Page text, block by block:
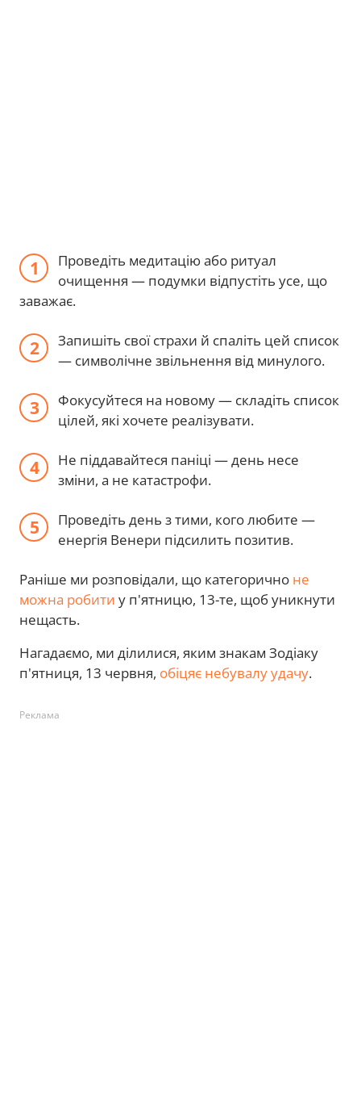
Проведіть медитацію або ритуал
очищення — подумки відпустіть усе, що
заважає.
Запишіть свої страхи й спаліть цей список
— символічне звільнення від минулого.
Фокусуйтеся на новому — складіть список
цілей, які хочете реалізувати.
Не піддавайтеся паніці — день несе
зміни, а не катастрофи.
Проведіть день з тими, кого любите —
енергія Венери підсилить позитив.
Раніше ми розповідали, що категорично не
можна робити у п'ятницю, 13-те, щоб уникнути
нещасть.
Нагадаємо, ми ділилися, яким знакам Зодіаку
п'ятниця, 13 червня, обіцяє небувалу удачу.
Реклама